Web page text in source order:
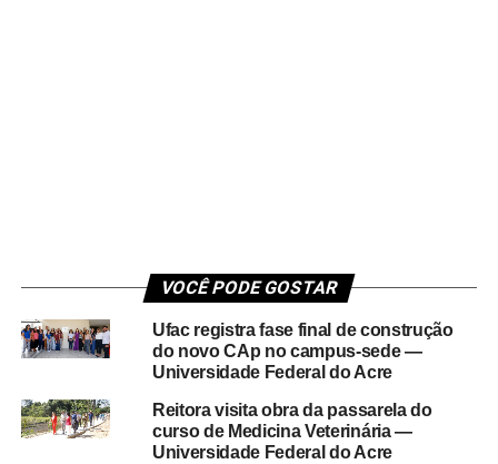
VOCÊ PODE GOSTAR
Ufac registra fase final de construção
do novo CAp no campus-sede —
Universidade Federal do Acre
Reitora visita obra da passarela do
curso de Medicina Veterinária —
Universidade Federal do Acre